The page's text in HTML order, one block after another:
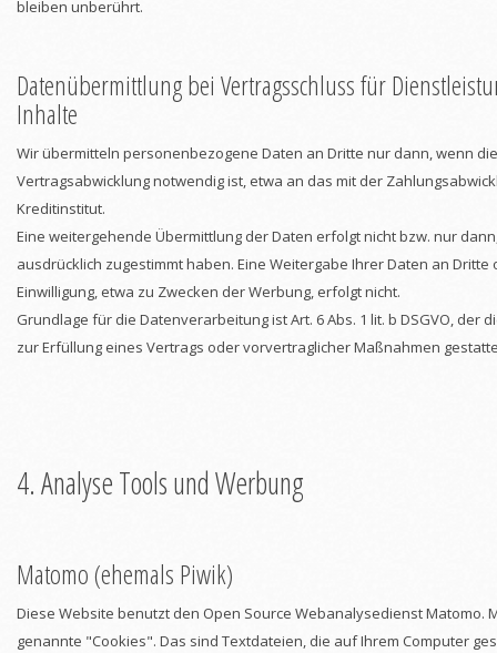
bleiben unberührt.
Datenübermittlung bei Vertragsschluss für
Inhalte
Wir übermitteln personenbezogene Daten an Dritte nur dann, wenn
Vertragsabwicklung notwendig ist, etwa an das mit der
Kreditinstitut.
Eine weitergehende Übermittlung der Daten erfolgt nicht bzw. nur
ausdrücklich zugestimmt haben. Eine Weitergabe Ihrer Daten an
Einwilligung, etwa zu Zwecken der Werbung, erfolgt nicht.
Grundlage für die Datenverarbeitung ist Art. 6 Abs. 1 lit. b DSGVO, der
zur Erfüllung eines Vertrags oder vorvertraglicher Maßnahmen
4. Analyse Tools und Werbung
Matomo (ehemals Piwik)
Diese Website benutzt den Open Source Webanalysedienst Matomo.
genannte "Cookies". Das sind Textdateien, die auf Ihrem Computer